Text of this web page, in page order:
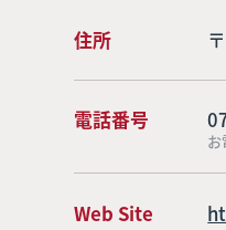
住所
電話番号
Web Site